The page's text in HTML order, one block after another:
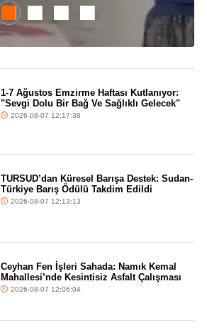
1-7 Ağustos Emzirme Haftası Kutlanıyor:
"Sevgi Dolu Bir Bağ Ve Sağlıklı Gelecek"
2026-08-07 12:17:38
TURSUD’dan Küresel Barışa Destek: Sudan-
Türkiye Barış Ödülü Takdim Edildi
2026-08-07 12:13:13
Ceyhan Fen İşleri Sahada: Namık Kemal
Mahallesi’nde Kesintisiz Asfalt Çalışması
2026-08-07 12:06:04